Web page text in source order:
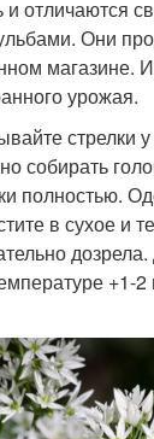
отличаются
Они
магазине.
урожая.
стрелки
собирать
полностью.
в сухое и
+1-2